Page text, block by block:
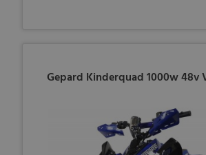
Gepard Kinderquad 1000w 48v